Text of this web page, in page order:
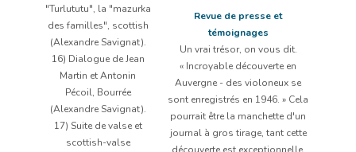
"Turlututu", la "mazurka
des familles", scottish
(Alexandre Savignat).
16) Dialogue de Jean
Martin et Antonin
Pécoil, Bourrée
(Alexandre Savignat).
17) Suite de valse et
scottish-valse
Revue de presse et
témoignages
Un vrai trésor, on vous dit.
« Incroyable découverte en
Auvergne - des violoneux se
sont enregistrés en 1946. » Cela
pourrait être la manchette d'un
journal à gros tirage, tant cette
découverte est exceptionnelle.